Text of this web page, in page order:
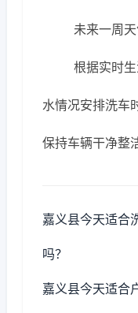
未来一周天
根据实时
水情况安排洗车
保持车辆干净整
嘉义县今天适合
吗？
嘉义县今天适合